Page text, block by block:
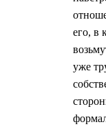
его, в
уже